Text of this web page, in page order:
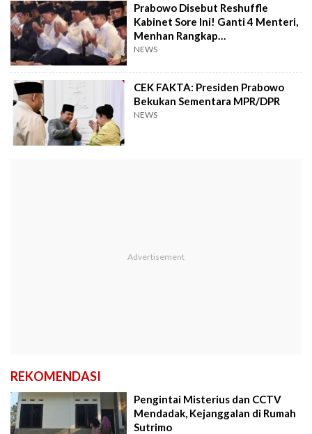
Prabowo Disebut Reshuffle
Kabinet Sore Ini! Ganti 4 Menteri,
Menhan Rangkap
Menkopolhukam
NEWS
CEK FAKTA: Presiden Prabowo
Bekukan Sementara MPR/DPR
NEWS
REKOMENDASI
Pengintai Misterius dan CCTV
Mendadak, Kejanggalan di Rumah
Sutrimo